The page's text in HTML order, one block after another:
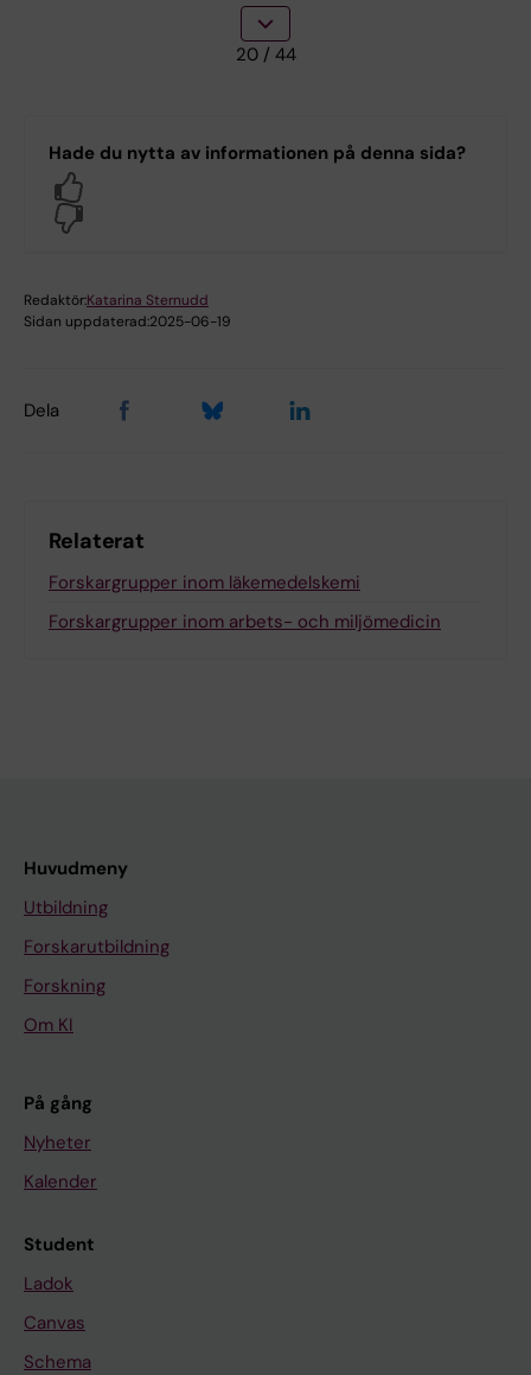
20/ 44
Hade du nytta av informationen på denna sida?
Redaktör:Katarina Sternudd
Sidan uppdaterad:2025-06-19
Dela
Relaterat
Forskargrupper inom läkemedelskemi
Forskargrupper inom arbets- och miljömedicin
Huvudmeny
Utbildning
Forskarutbildning
Forskning
Om KI
På gång
Nyheter
Kalender
Student
Ladok
Canvas
Schema